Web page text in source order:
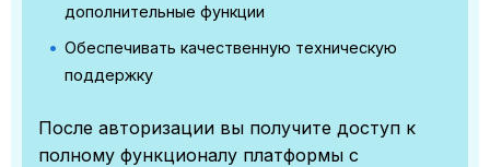
дополнительные функции
Обеспечивать качественную техническую
поддержку
После авторизации вы получите доступ к
полному функционалу платформы с